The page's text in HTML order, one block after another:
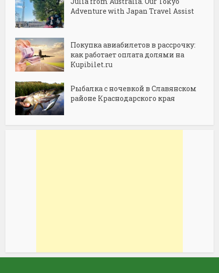
Adventure with Japan Travel Assist
Покупка авиабилетов в рассрочку:
как работает оплата долями на
Kupibilet.ru
Рыбалка с ночевкой в Славянском
районе Краснодарского края